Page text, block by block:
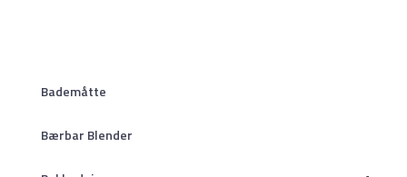
Bademåtte
Bærbar Blender